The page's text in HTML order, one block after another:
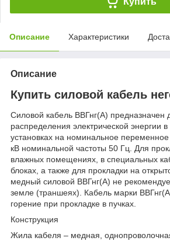
Описание Характеристики
Описание
Купить силовой кабель
Силовой кабель ВВГнг(А) предназначен
распределения электрической энергии
установках на номинальное
кВ номинальной частоты 50 Гц. Для
влажных помещениях, в специальных
блоках, а также для прокладки на
медный силовой ВВГнг(А) не
земле (траншеях). Кабель марки
горение при прокладке в пучках.
Конструкция
Жила кабеля – медная,